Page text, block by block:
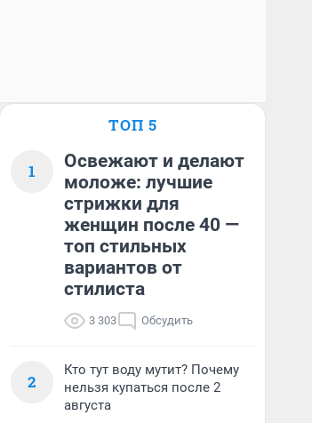
ТОП 5
1
Освежают и делают
моложе: лучшие
стрижки для
женщин после 40 —
топ стильных
вариантов от
стилиста
3 303 Обсудить
2
Кто тут воду мутит? Почему
нельзя купаться после 2
августа